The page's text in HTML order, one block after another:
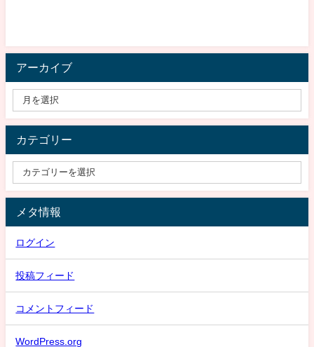
アーカイブ
カテゴリー
メタ情報
ログイン
投稿フィード
コメントフィード
WordPress.org